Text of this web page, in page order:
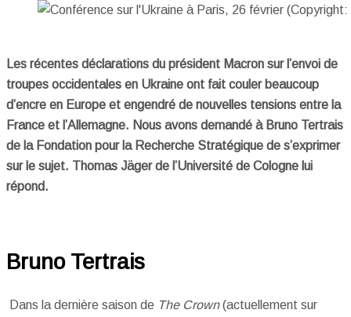
Les récentes déclarations du président Macron sur l’envoi de
troupes occidentales en Ukraine ont fait couler beaucoup
d’encre en Europe et engendré de nouvelles tensions entre la
France et l’Allemagne. Nous avons demandé à Bruno Tertrais
de la Fondation pour la Recherche Stratégique de s’exprimer
sur le sujet. Thomas Jäger de l’Université de Cologne lui
répond.
Bruno Tertrais
Dans la dernière saison de The Crown(actuellement sur